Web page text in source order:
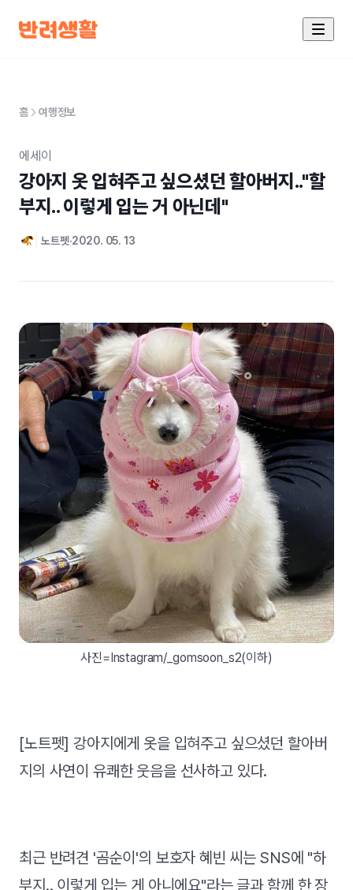
홈 여행정보
에세이
강아지 옷 입혀주고 싶으셨던 할아버지.."할
부지.. 이렇게 입는 거 아닌데"
노트펫 2020. 05. 13
사진=Instagram/_gomsoon_s2(이하)
[노트펫] 강아지에게 옷을 입혀주고 싶으셨던 할아버
지의 사연이 유쾌한 웃음을 선사하고 있다.
최근 반려견 '곰순이'의 보호자 혜빈 씨는 SNS에 "하
부지.. 이렇게 입는 게 아니에요"라는 글과 함께 한 장